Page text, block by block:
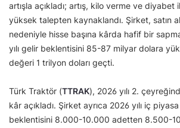
artışla açıkladı; artış, kilo verme ve diyabet
yüksek talepten kaynaklandı. Şirket, satın
nedeniyle hisse başına kârda hafif bir
yılı gelir beklentisini 85-87 milyar dolara
değeri 1 trilyon doları geçti.
Türk Traktör (TTRAK), 2026 yılı 2.
kâr açıkladı. Şirket ayrıca 2026 yılı iç
beklentisini 8.000-10.000 adetten 8.500-